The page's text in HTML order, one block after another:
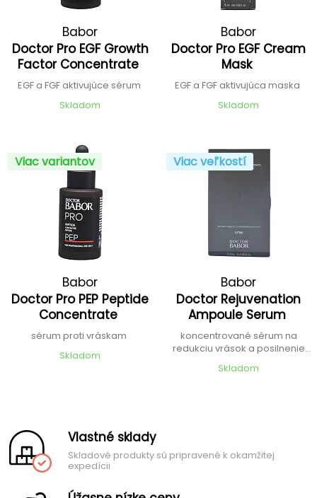
Babor
Doctor Pro EGF Growth
Factor Concentrate
EGF a FGF aktivujúce sérum
Skladom
Babor
Doctor Pro EGF Cream
Mask
EGF a FGF aktivujúca maska
Skladom
Viac variantov
Babor
Doctor Pro PEP Peptide
Concentrate
sérum proti vráskam
Skladom
Viac veľkostí
Babor
Doctor Rejuvenation
Ampoule Serum
koncentrované sérum na
redukciu vrások a posilnenie
Skladom
Vlastné sklady
Skladové produkty sú pripravené k okamžitej
expedícii